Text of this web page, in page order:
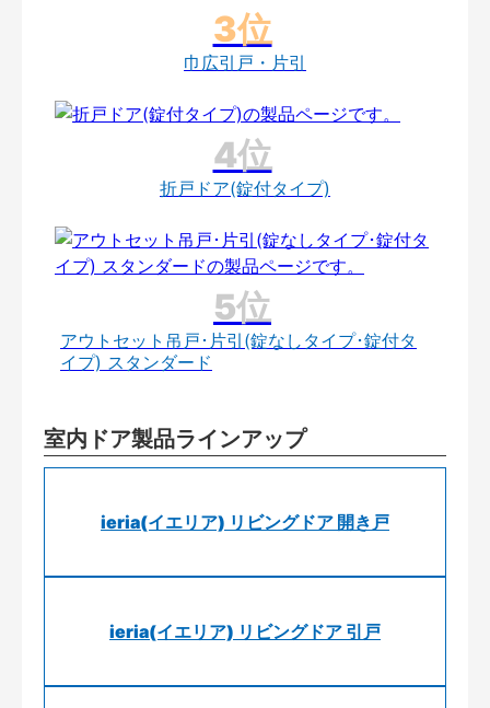
巾広引戸・片引
折戸ドア(錠付タイプ)
アウトセット吊戸･片引(錠なしタイプ･錠付タ
イプ) スタンダード
室内ドア製品ラインアップ
ieria(イエリア) リビングドア 開き戸
ieria(イエリア) リビングドア 引戸